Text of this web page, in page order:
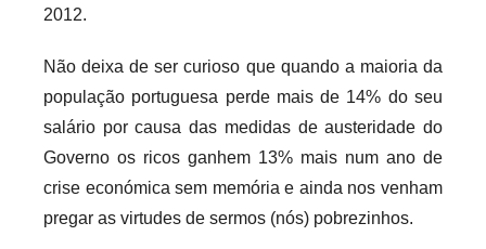
2012.
Não deixa de ser curioso que quando a maioria da
população portuguesa perde mais de 14% do seu
salário por causa das medidas de austeridade do
Governo os ricos ganhem 13% mais num ano de
crise económica sem memória e ainda nos venham
pregar as virtudes de sermos (nós) pobrezinhos.